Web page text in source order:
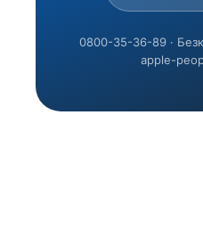
0800-35-36-89 ·
apple-